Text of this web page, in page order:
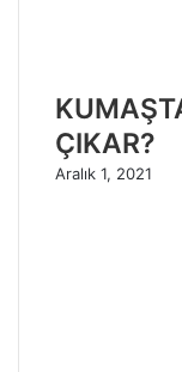
ÇIKAR?
Aralık 1, 2021